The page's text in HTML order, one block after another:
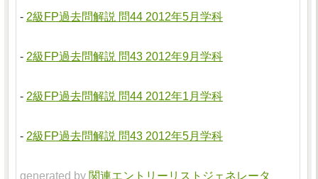
- 2級FP過去問解説 問44 2012年5月学科
- 2級FP過去問解説 問43 2012年9月学科
- 2級FP過去問解説 問44 2012年1月学科
- 2級FP過去問解説 問43 2012年5月学科
generated by 関連エントリーリストジェネレータ